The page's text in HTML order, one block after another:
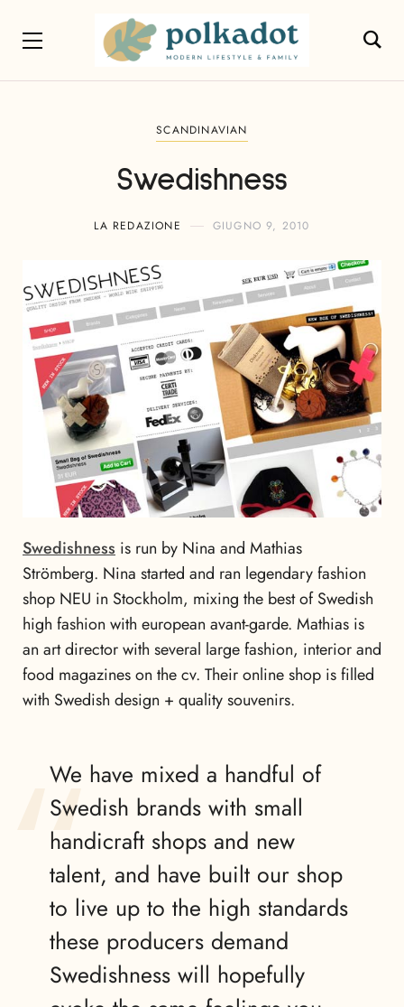
SCANDINAVIAN
Swedishness
LA REDAZIONE GIUGNO 9, 2010
Swedishness is run by Nina and Mathias
Strömberg. Nina started and ran legendary fashion
shop NEU in Stockholm, mixing the best of Swedish
high fashion with european avant-garde. Mathias is
an art director with several large fashion, interior and
food magazines on the cv. Their online shop is filled
with Swedish design + quality souvenirs.
We have mixed a handful of
Swedish brands with small
handicraft shops and new
talent, and have built our shop
to live up to the high standards
these producers demand
Swedishness will hopefully